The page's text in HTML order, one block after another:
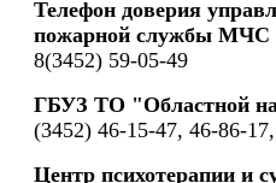
Телефон доверия
пожарной службы МЧС
8(3452) 59-05-49
ГБУЗ ТО "Областной
(3452) 46-15-47, 46-86-
Центр психотерапии и